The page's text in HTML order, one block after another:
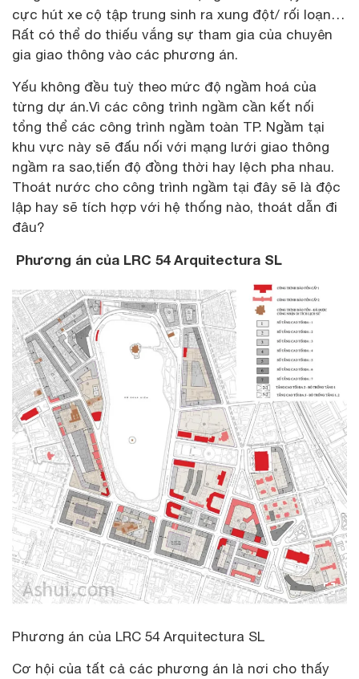
cực hút xe cộ tập trung sinh ra xung đột/ rối loạn…
Rất có thể do thiếu vắng sự tham gia của chuyên
gia giao thông vào các phương án.
Yếu không đều tuỳ theo mức độ ngầm hoá của
từng dự án.Vì các công trình ngầm cần kết nối
tổng thể các công trình ngầm toàn TP. Ngầm tại
khu vực này sẽ đấu nối với mạng lưới giao thông
ngầm ra sao,tiến độ đồng thời hay lệch pha nhau.
Thoát nước cho công trình ngầm tại đây sẽ là độc
lập hay sẽ tích hợp với hệ thống nào, thoát dẫn đi
đâu?
Phương án của LRC 54 Arquitectura SL
Phương án của LRC 54 Arquitectura SL
Cơ hội của tất cả các phương án là nơi cho thấy